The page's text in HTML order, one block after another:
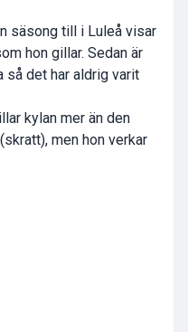
säsong till i Luleå visar
hon gillar. Sedan är
så det har aldrig varit
kylan mer än den
men hon verkar